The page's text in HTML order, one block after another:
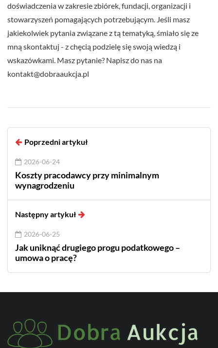
doświadczenia w zakresie zbiórek, fundacji, organizacji i
stowarzyszeń pomagających potrzebującym. Jeśli masz
jakiekolwiek pytania związane z tą tematyką, śmiało się ze
mną skontaktuj - z chęcią podzielę się swoją wiedzą i
wskazówkami. Masz pytanie? Napisz do nas na
kontakt@dobraaukcja.pl
Poprzedni artykuł
2026-06-24
Koszty pracodawcy przy minimalnym
wynagrodzeniu
Następny artykuł
2026-06-25
Jak uniknąć drugiego progu podatkowego –
umowa o pracę?